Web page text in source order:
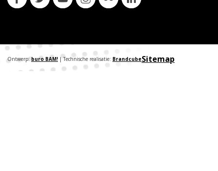
Sitemap
Ontwerp: buro BAM! | Technische realisatie: Brandcube